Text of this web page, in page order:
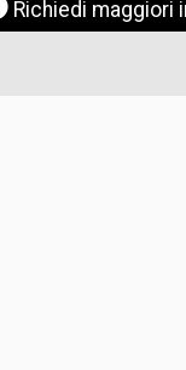
Richiedi maggiori